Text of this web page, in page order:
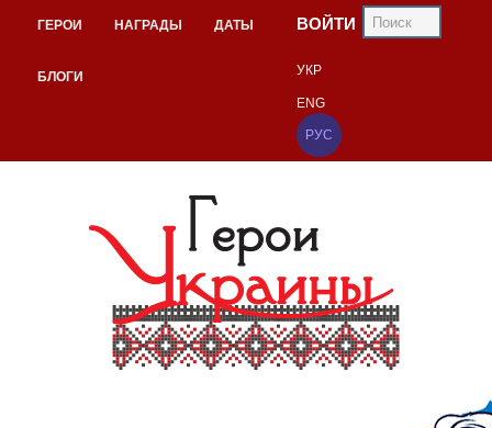
ГЕРОИ НАГРАДЫ ДАТЫ
БЛОГИ
ВОЙТИ
УКР
ENG
РУС